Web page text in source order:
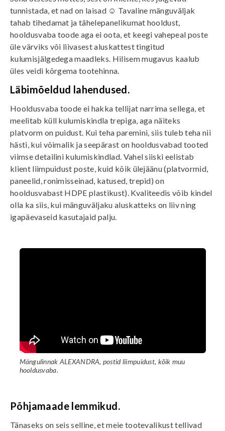
tunnistada, et nad on laisad ☺ Tavaline mänguväljak
tahab tihedamat ja tähelepanelikumat hooldust,
hooldusvaba toode aga ei oota, et keegi vahepeal poste
üle värviks või liivasest aluskattest tingitud
kulumisjälgedega maadleks. Hilisem mugavus kaalub
üles veidi kõrgema tootehinna.
Läbimõeldud lahendused.
Hooldusvaba toode ei hakka tellijat narrima sellega, et
meelitab küll kulumiskindla trepiga, aga näiteks
platvorm on puidust. Kui teha paremini, siis tuleb teha nii
hästi, kui võimalik ja seepärast on hooldusvabad tooted
viimse detailini kulumiskindlad. Vahel siiski eelistab
klient liimpuidust poste, kuid kõik ülejäänu (platvormid,
paneelid, ronimisseinad, katused, trepid) on
hooldusvabast HDPE plastikust). Kvaliteedis võib kindel
olla ka siis, kui mänguväljaku aluskatteks on liiv ning
igapäevaseid kasutajaid palju.
Mängulinnak ALEXANDRA, postid liimpuidust, kõik muu
hooldusvaba.
Põhjamaade lemmikud.
Tänaseks on seis selline, et meie tootevalikust tellivad